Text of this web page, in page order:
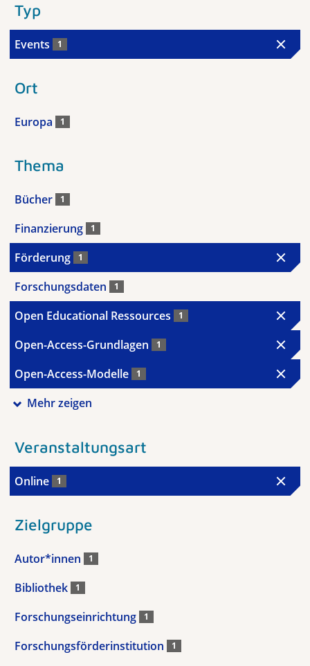
Typ
Events 1
Ort
Europa 1
Thema
Bücher 1
Finanzierung 1
Förderung 1
Forschungsdaten 1
Open Educational Ressources 1
Open-Access-Grundlagen 1
Open-Access-Modelle 1
Mehr zeigen
Veranstaltungsart
Online 1
Zielgruppe
Autor*innen 1
Bibliothek 1
Forschungseinrichtung 1
Forschungsförderinstitution 1